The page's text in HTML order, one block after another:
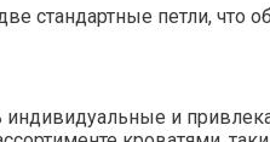
стандартные петли, что
и